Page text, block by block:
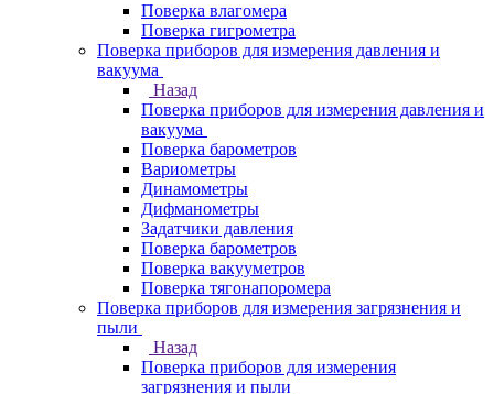
Поверка влагомера
Поверка гигрометра
Поверка приборов для измерения давления и
вакуума
Назад
Поверка приборов для измерения давления и
вакуума
Поверка барометров
Вариометры
Динамометры
Дифманометры
Задатчики давления
Поверка барометров
Поверка вакууметров
Поверка тягонапоромера
Поверка приборов для измерения загрязнения и
пыли
Назад
Поверка приборов для измерения
загрязнения и пыли